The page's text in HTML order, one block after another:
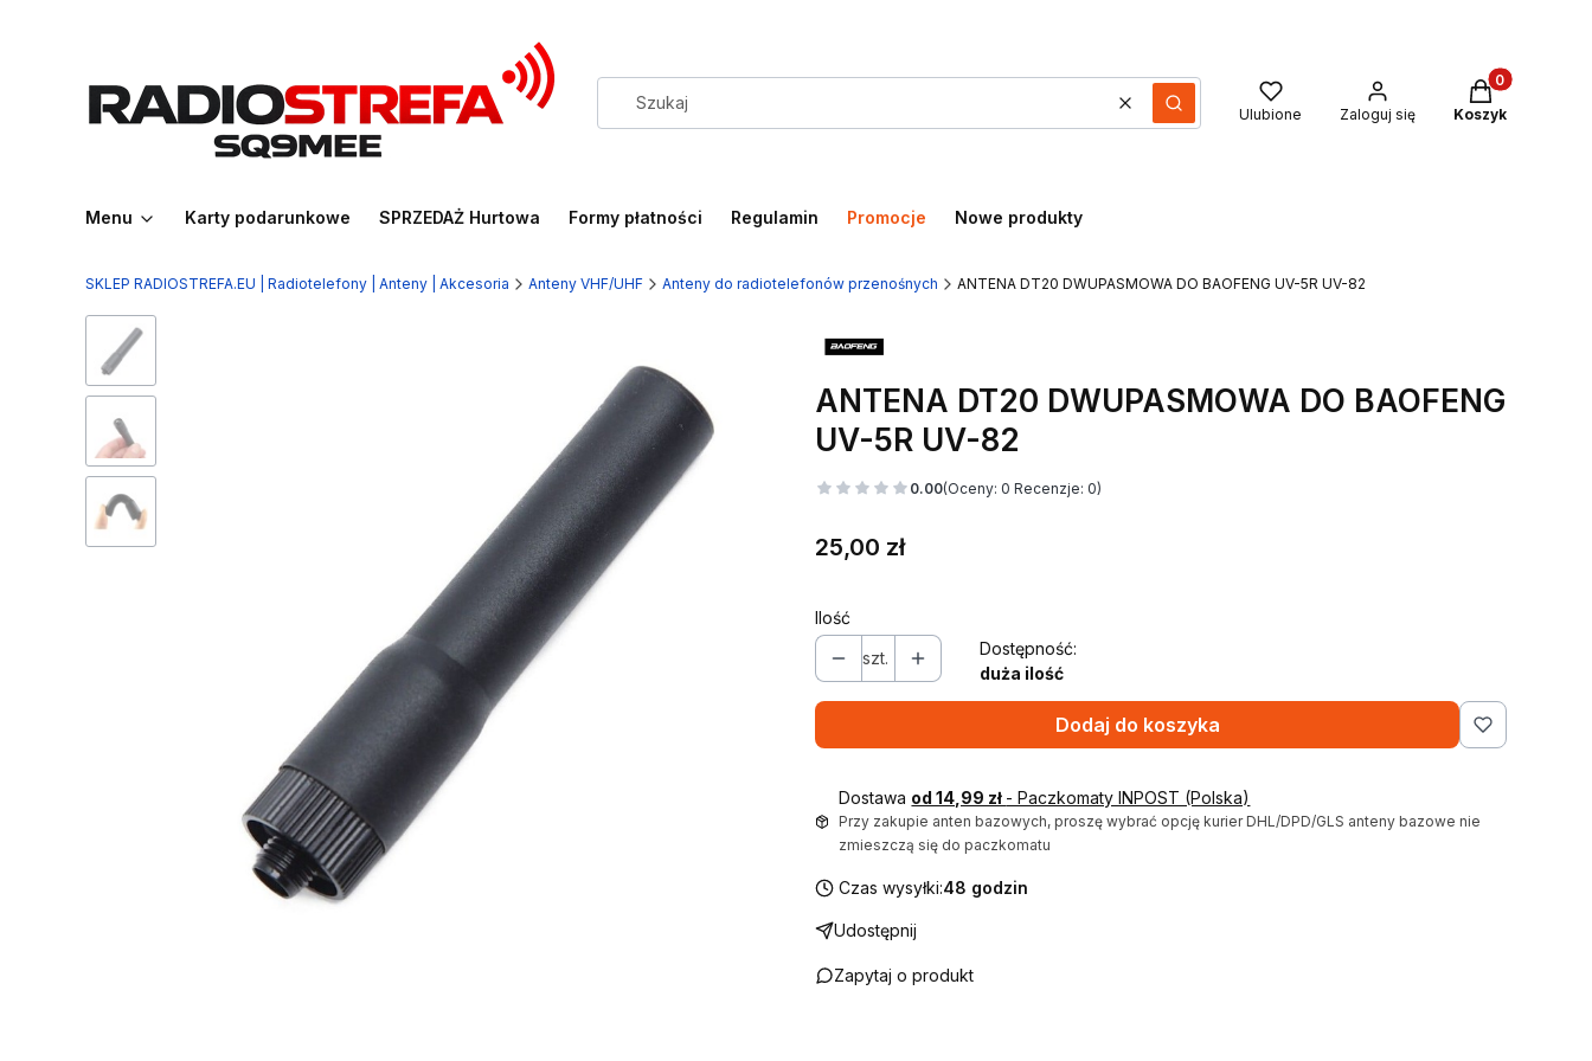
WyczyśćSzukaj Ulubione Zaloguj się
Produkty w
Koszyk
Menu Karty podarunkowe SPRZEDAŻ Hurtowa Formy płatności Regulamin Promocje Nowe produkty
SKLEP RADIOSTREFA.EU | Radiotelefony | Anteny | Akcesoria Anteny VHF/UHF Anteny do radiotelefonów przenośnych ANTENA DT20 DWUPASMOWA DO BAOFENG UV-5R UV-82
ANTENA DT20 DWUPASMOWA DO BAOFENG
UV-5R UV-82
0.00(Oceny: 0 Recenzje: 0)
Cena
25,00 zł
Ilość
szt.
Dostępność:
duża ilość
Dodaj do koszyka
Dostawa od 14,99 zł - Paczkomaty INPOST (Polska)
Przy zakupie anten bazowych, proszę wybrać opcję kurier DHL/DPD/GLS anteny bazowe nie
zmieszczą się do paczkomatu
Czas wysyłki:48 godzin
Udostępnij
Zapytaj o produkt